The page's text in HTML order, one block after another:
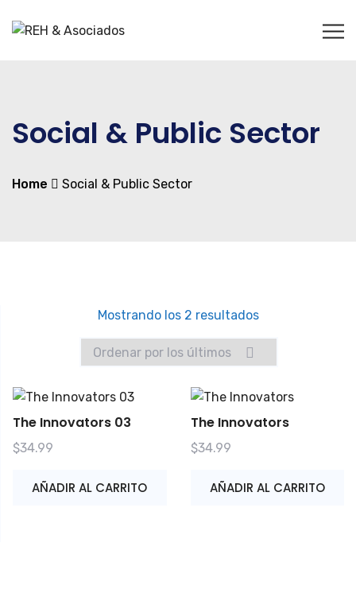
Social & Public Sector
Home Social & Public Sector
Mostrando los 2 resultadosOrdenado
The Innovators 03
$34.99
AÑADIR AL CARRITO
The Innovators
$34.99
AÑADIR AL CARRITO